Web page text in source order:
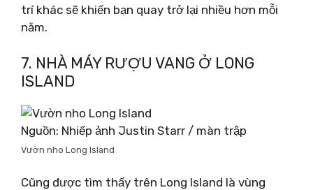
trí khác sẽ khiến bạn quay trở lại nhiều hơn mỗi
năm.
7. NHÀ MÁY RƯỢU VANG Ở LONG
ISLAND
Nguồn: Nhiếp ảnh Justin Starr / màn trập
Vườn nho Long Island
Cũng được tìm thấy trên Long Island là vùng